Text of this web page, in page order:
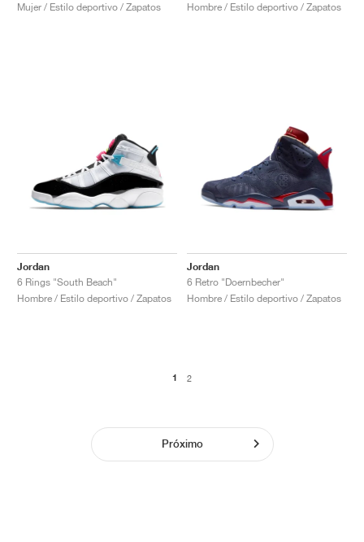
Mujer / Estilo deportivo / Zapatos
Hombre / Estilo deportivo / Zapatos
Jordan
6 Rings "South Beach"
Hombre / Estilo deportivo / Zapatos
Jordan
6 Retro "Doernbecher"
Hombre / Estilo deportivo / Zapatos
1 2
Próximo